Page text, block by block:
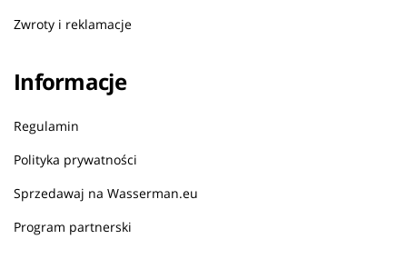
Zwroty i reklamacje
Informacje
Regulamin
Polityka prywatności
Sprzedawaj na Wasserman.eu
Program partnerski